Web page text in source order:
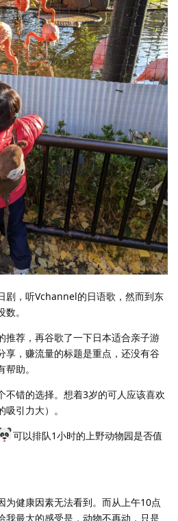
剧，听Vchannel的日语歌，然而到东
。
推荐，再谷歌了一下日本适合亲子游
享，赚流量的标题是重点，还没有谷
助。
不错的选择。想着3岁的可人应该喜欢
吸引力大）。
可以排队1小时的上野动物园是否值
健康因素无法看到。而从上午10点
我最大的感受是，动物不再动，只是